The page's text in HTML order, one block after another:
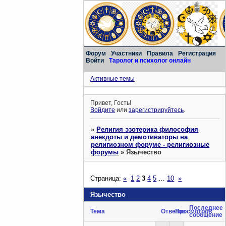
Форум Участники Правила
Регистрация
Войти
Таролог и психолог онлайн
Активные темы
Привет, Гость!
Войдите илизарегистрируйтесь.
»Религия эзотерика философия
анекдоты и демотиваторы на
религиозном форуме - религиозные
форумы »Язычество
Язычество
Страница:« 1 2 3 4 5 10 »
Тема ОтветовПросмотров
Последнее
сообщение